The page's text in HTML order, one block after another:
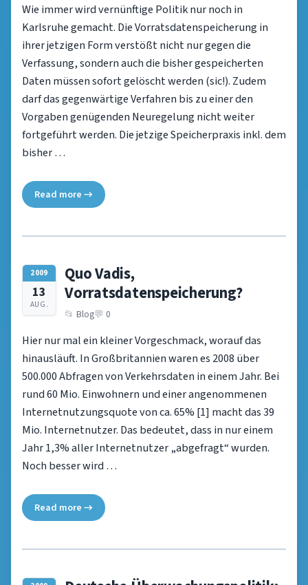
Wie immer wird vernünftige Politik nur noch in
Karlsruhe gemacht. Die Vorratsdatenspeicherung in
ihrer jetzigen Form verstößt nicht nur gegen die
Verfassung, sondern auch die bisher gespeicherten
Daten müssen sofort gelöscht werden (sic!). Zudem
darf das gegenwärtige Verfahren bis zu einer den
Vorgaben genügenden Neuregelung nicht weiter
fortgeführt werden. Die jetzige Speicherpraxis inkl. dem
bisher …
Read more →
2009
13
AUG.
Quo Vadis,
Vorratsdatenspeicherung?
Blog 0
Hier nur mal ein kleiner Vorgeschmack, worauf das
hinausläuft. In Großbritannien waren es 2008 über
500.000 Abfragen von Verkehrsdaten in einem Jahr. Bei
rund 60 Mio. Einwohnern und einer angenommenen
Internetnutzungsquote von ca. 65% [1] macht das 39
Mio. Internetnutzer. Das bedeutet, dass in nur einem
Jahr 1,3% aller Internetnutzer „abgefragt“ wurden.
Noch besser wird …
Read more →